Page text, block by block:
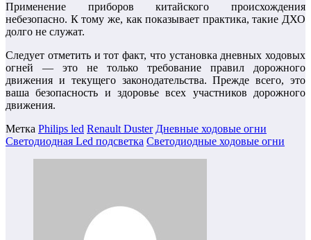
Применение приборов китайского происхождения
небезопасно. К тому же, как показывает практика, такие ДХО
долго не служат.
Следует отметить и тот факт, что установка дневных ходовых
огней — это не только требование правил дорожного
движения и текущего законодательства. Прежде всего, это
ваша безопасность и здоровье всех участников дорожного
движения.
Метка Philips led Renault Duster Дневные ходовые огни
Светодиодная Led подсветка Светодиодные ходовые огни